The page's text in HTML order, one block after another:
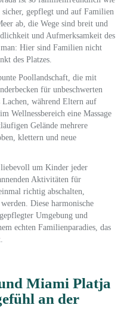
gepflegt und auf Familien
ab, die Wege sind breit und
und Aufmerksamkeit des
Hier sind Familien nicht
des Platzes.
Poollandschaft, die mit
für unbeschwerten
während Eltern auf
Wellnessbereich eine Massage
Gelände mehrere
klettern und neue
um Kinder jeder
Aktivitäten für
richtig abschalten,
Diese harmonische
Umgebung und
echten Familienparadies, das
Miami Platja
an der